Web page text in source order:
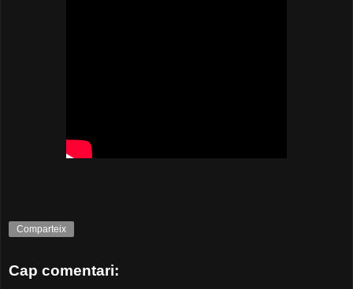
Comparteix
Cap comentari: